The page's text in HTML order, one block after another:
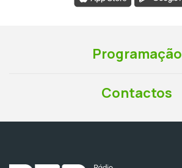
Programação
Contactos